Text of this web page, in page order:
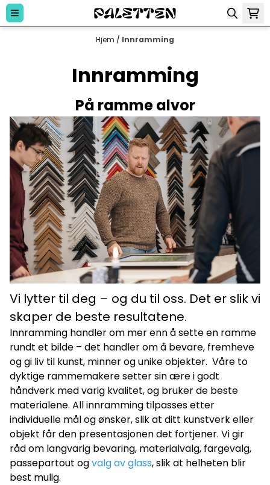
Hopp til innhold
Hjem / Innramming
Innramming
På ramme alvor
Vi lytter til deg – og du til oss. Det er slik vi
skaper de beste resultatene.
Innramming handler om mer enn å sette en ramme
rundt et bilde – det handler om å bevare, fremheve
og gi liv til kunst, minner og unike objekter. Våre to
dyktige rammemakere setter sin ære i godt
håndverk med varig kvalitet, og bruker de beste
materialene. All innramming tilpasses etter
individuelle mål og ønsker, slik at ditt kunstverk eller
objekt får den presentasjonen det fortjener. Vi gir
råd om langvarig bevaring, materialvalg, fargevalg,
passepartout ogvalg av glass, slik at helheten blir
best mulig.